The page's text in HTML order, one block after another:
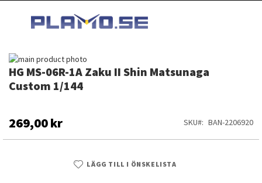
INNEHÅLLET
HG MS-06R-1A Zaku II Shin Matsunaga
Custom 1/144
269,00 kr SKU BAN-2206920
LÄGG TILL I ÖNSKELISTA
Hoppa
till
slutet
av
Hoppa
till
början
bildgalleriet